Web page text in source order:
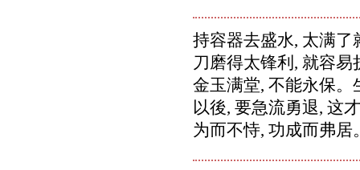
持容器去盛水, 太满了
刀磨得太锋利, 就容易
金玉满堂, 不能永保。
以後, 要急流勇退, 这
为而不恃, 功成而弗居